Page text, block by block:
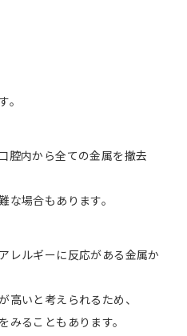
腔内から全ての金属を撤去
な場合もあります。
レルギーに反応がある金属か
高いと考えられるため、
みることもあります。